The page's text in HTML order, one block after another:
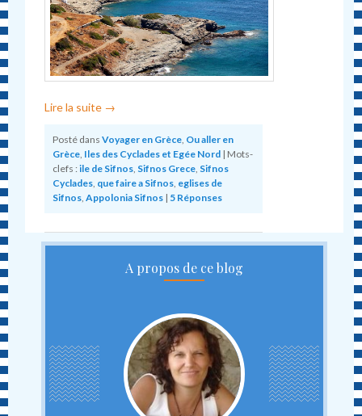
Lire la suite →
Posté dans Voyager en Grèce, Ou aller en
Grèce, Iles des Cyclades et Egée Nord | Mots-
clefs : ile de Sifnos, Sifnos Grece, Sifnos
Cyclades, que faire a Sifnos, eglises de
Sifnos,Appolonia Sifnos | 5 Réponses
A propos de ce blog